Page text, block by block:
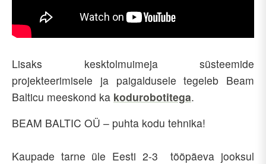
Lisaks kesktolmuimeja süsteemide
projekteerimisele ja paigaldusele tegeleb Beam
Balticu meeskond ka kodurobotitega.
BEAM BALTIC OÜ – puhta kodu tehnika!
Kaupade tarne üle Eesti 2-3 tööpäeva jooksul